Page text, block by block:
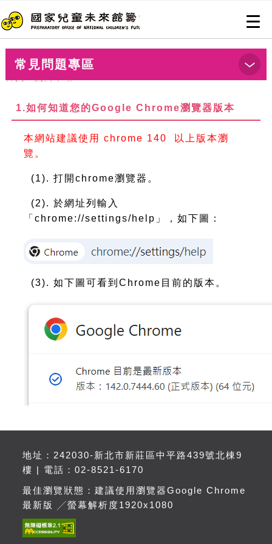
前往首頁
常見問題專區
1.如何知道您的Google Chrome瀏覽器版本
本網站建議使用 chrome 140 以上版本瀏
覽。
(1). 打開chrome瀏覽器。
(2). 於網址列輸入
「chrome://settings/help」，如下圖：
(3). 如下圖可看到Chrome目前的版本。
地址：242030-新北市新莊區中平路439號北棟9
樓 | 電話：02-8521-6170
最佳瀏覽狀態：建議使用瀏覽器Google Chrome
最新版 ╱螢幕解析度1920x1080